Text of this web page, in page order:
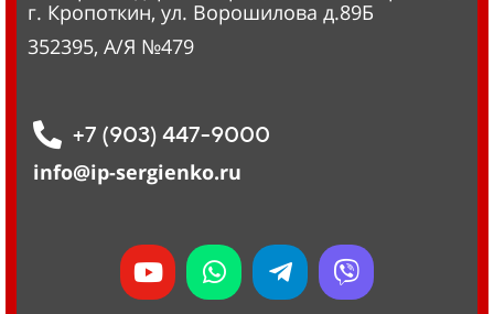
г. Кропоткин, ул. Ворошилова д.89Б
352395, А/Я №479
+7 (903) 447-9000
info@ip-sergienko.ru